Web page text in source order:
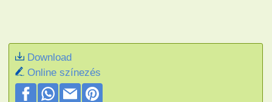
Download
Online színezés